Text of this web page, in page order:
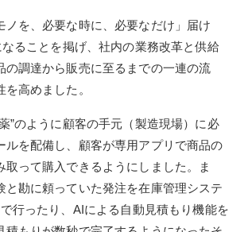
ノを、必要な時に、必要なだけ」届け
なることを掲げ、社内の業務改革と供給
の調達から販売に至るまでの一連の流
高めました。
”のように顧客の手元（製造現場）に必
ルを配備し、顧客が専用アプリで商品の
って購入できるようにしました。
ま
と勘に頼っていた発注を在庫管理システ
行ったり、AIによる自動見積もり機能を